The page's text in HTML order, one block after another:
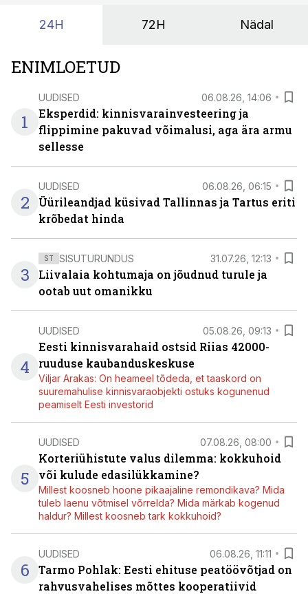
24H 72H Nädal
ENIMLOETUD
1
UUDISED 06.08.26, 14:06
Eksperdid: kinnisvarainvesteering ja
flippimine pakuvad võimalusi, aga ära armu
sellesse
2
UUDISED 06.08.26, 06:15
Üürileandjad küsivad Tallinnas ja Tartus eriti
krõbedat hinda
3
ST SISUTURUNDUS 31.07.26, 12:13
Liivalaia kohtumaja on jõudnud turule ja
ootab uut omanikku
4
UUDISED 05.08.26, 09:13
Eesti kinnisvarahaid ostsid Riias 42000-
ruuduse kaubanduskeskuse
Viljar Arakas: On heameel tõdeda, et taaskord on
suuremahulise kinnisvaraobjekti ostuks kogunenud
peamiselt Eesti investorid
5
UUDISED 07.08.26, 08:00
Korteriühistute valus dilemma: kokkuhoid
või kulude edasilükkamine?
Millest koosneb hoone pikaajaline remondikava? Mida
tuleb laenu võtmisel võrrelda? Mida märkab kogenud
haldur? Millest koosneb tark kokkuhoid?
6
UUDISED 06.08.26, 11:11
Tarmo Pohlak: Eesti ehituse peatöövõtjad on
rahvusvahelises mõttes kooperatiivid